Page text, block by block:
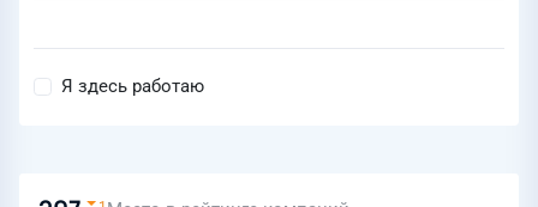
Я здесь работаю